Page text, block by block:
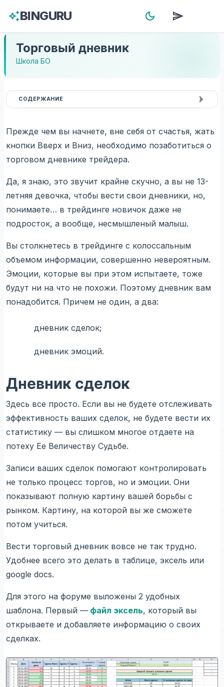
auto_awesomeBINGURU dark_mode send
Торговый дневник
Школа БО
СОДЕРЖАНИЕ
Прежде чем вы начнете, вне себя от счастья, жать
кнопки Вверх и Вниз, необходимо позаботиться о
торговом дневнике трейдера.
Да, я знаю, это звучит крайне скучно, а вы не 13-
летняя девочка, чтобы вести свои дневники, но,
понимаете… в трейдинге новичок даже не
подросток, а вообще, несмышленый малыш.
Вы столкнетесь в трейдинге с колоссальным
объемом информации, совершенно невероятным.
Эмоции, которые вы при этом испытаете, тоже
будут ни на что не похожи. Поэтому дневник вам
понадобится. Причем не один, а два:
дневник сделок;
дневник эмоций.
Дневник сделок
Здесь все просто. Если вы не будете отслеживать
эффективность ваших сделок, не будете вести их
статистику — вы слишком многое отдаете на
потеху Ее Величеству Судьбе.
Записи ваших сделок помогают контролировать
не только процесс торгов, но и эмоции. Они
показывают полную картину вашей борьбы с
рынком. Картину, на которой вы же сможете
потом учиться.
Вести торговый дневник вовсе не так трудно.
Удобнее всего это делать в таблице, эксель или
google docs.
Для этого на форуме выложены 2 удобных
шаблона. Первый — файл эксель, который вы
открываете и добавляете информацию о своих
сделках.